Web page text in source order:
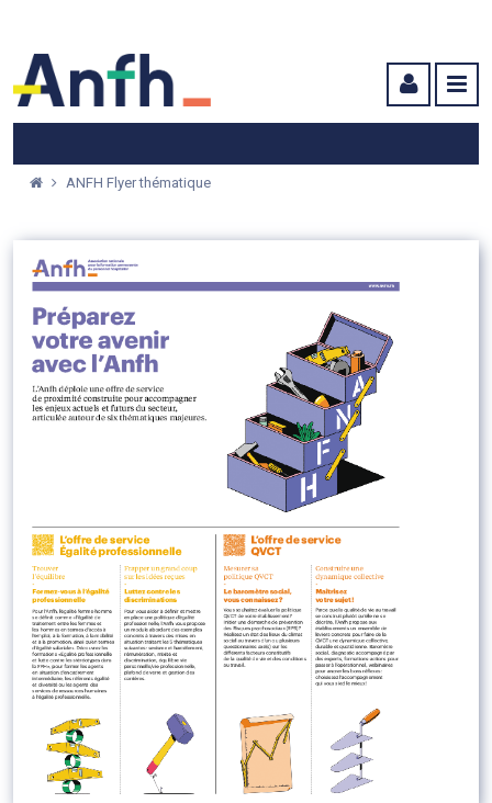
ANFH Flyer thématique